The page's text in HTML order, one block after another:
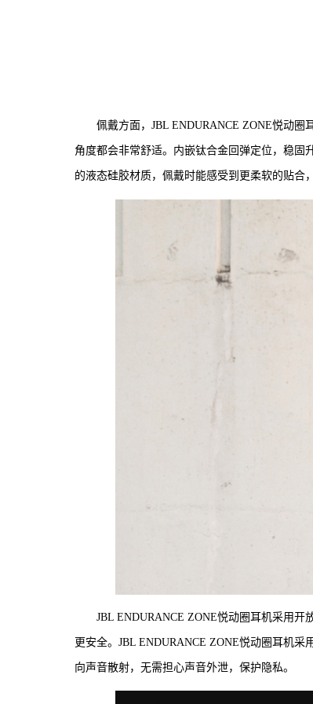
佩戴方面，JBL ENDURANCE ZONE悦动
角度都会非常舒适。内嵌钛合金回弹定位，稳固
的液态硅胶材质，佩戴时能感受到更柔软的贴合
JBL ENDURANCE ZONE悦动圈耳机采用
更安全。JBL ENDURANCE ZONE悦动圈耳机
向声音散射，无需担心声音外泄，保护隐私。